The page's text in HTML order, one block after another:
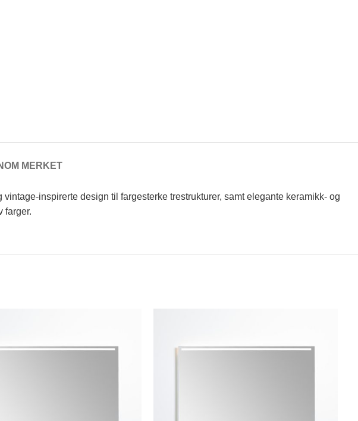
OM MERKET
inspirerte design til fargesterke trestrukturer, samt elegante keramikk- og
farger.